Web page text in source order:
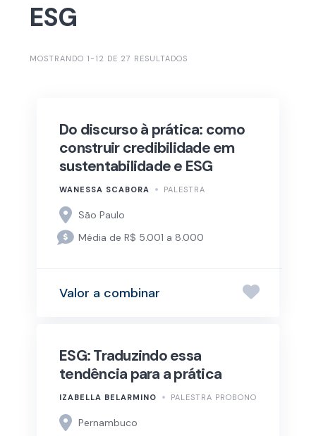
ESG
MOSTRANDO 1-12 DE 27 RESULTADOS
Do discurso à prática: como
construir credibilidade em
sustentabilidade e ESG
WANESSA SCABORA PALESTRA
São Paulo
Média de R$ 5.001 a 8.000
Valor a combinar
ESG: Traduzindo essa
tendência para a prática
IZABELLA BELARMINO PALESTRA PROBONO
Pernambuco